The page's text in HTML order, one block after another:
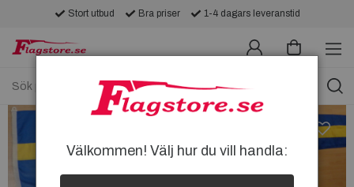
Stort utbud Bra priser 1-4 dagars leveranstid
Välkommen! Välj hur du vill handla: